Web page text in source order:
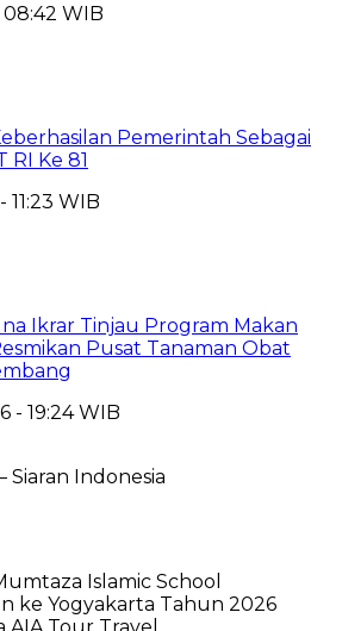
WIB
Pemerintah Sebagai
RI Ke 81
11:23 WIB
Ikrar Tinjau Program Makan
Pusat Tanaman Obat
- 19:24 WIB
Siaran Indonesia